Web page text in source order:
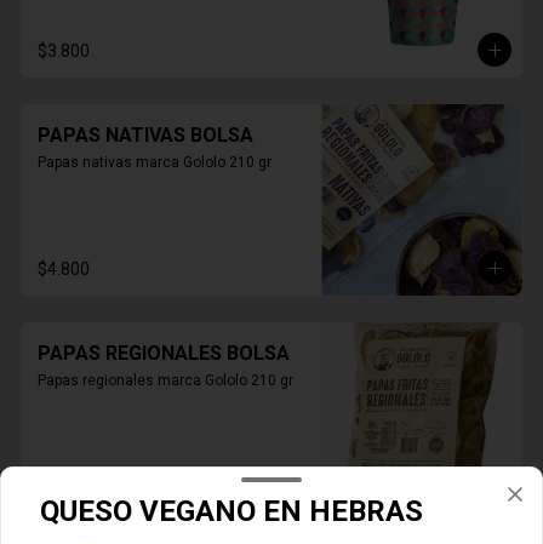
$3.800
PAPAS NATIVAS BOLSA
Papas nativas marca Gololo 210 gr
$4.800
PAPAS REGIONALES BOLSA
Papas regionales marca Gololo 210 gr
QUESO VEGANO EN HEBRAS